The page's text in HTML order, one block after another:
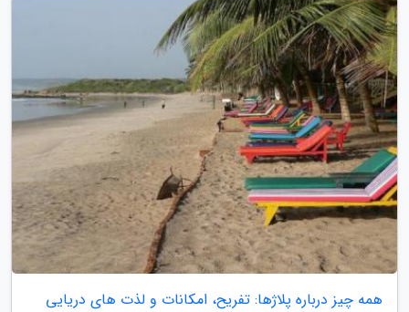
همه چیز درباره پلاژها: تفریح، امکانات و لذت های دریایی